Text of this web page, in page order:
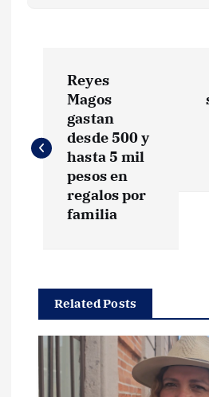
v
c
ó
Reyes
Magos
gastan
desde 500 y
hasta 5 mil
pesos en
regalos por
familia
Related Posts